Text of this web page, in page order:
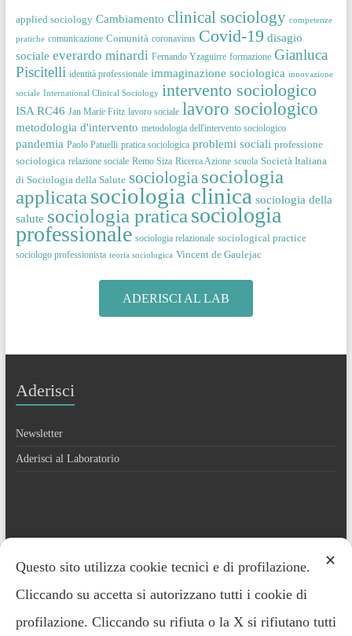
applied sociology Cambiamento clinical sociology competenze
pratiche comunicazione Comunità coronavirus Covid-19 disagio
sociale everardo minardi Fernando Yzaguirre formazione Gianluca
Piscitelli identità professionale immaginazione sociologica innovazione
sociale International Clinical Sociology intervento sociologico
ISA RC46 Jan Marie Fritz lavoro sociale lavoro sociologico
metodologia d'intervento metodologia dell'intervento sociologico
pandemia Paolo Patuelli pratica sociologica problemi sociali professione
sociologica relazione sociale Remo Siza Ricerca Azione scuola Società Italiana
di Sociologia della Salute sociologia sociologia
applicata sociologia clinica sociologia della
salute sociologia pratica sociologia
professionale sociologia relazionale sociological practice
sociologo professionista teoria sociologica Vincent de Gaulejac
ADERISCI AL LAB
Aderisci
Newsletter
Aderisci al Laboratorio
Contatti ✕
Questo sito utilizza cookie tecnici e di profilazione.
Cliccando su accetta si autorizzano tutti i cookie di
profilazione. Cliccando su rifiuta o la X si rifiutano tutti